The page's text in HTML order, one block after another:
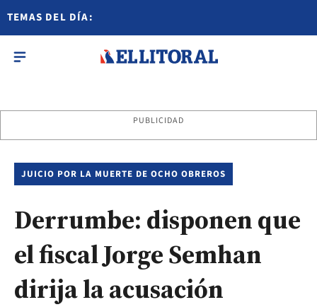
TEMAS DEL DÍA:
PUBLICIDAD
JUICIO POR LA MUERTE DE OCHO OBREROS
Derrumbe: disponen que
el fiscal Jorge Semhan
dirija la acusación